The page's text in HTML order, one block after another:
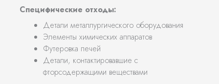
Специфические отходы:
Детали металлургического оборудования
Элементы химических аппаратов
Футеровка печей
Детали, контактировавшие с
фторсодержащими веществами